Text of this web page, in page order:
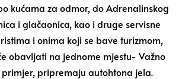
kućama za odmor, do Adrenalinskog
i glačaonica, kao i druge servisne
i onima koji se bave turizmom,
obavljati na jednome mjestu- Važno
pripremaju autohtona jela.